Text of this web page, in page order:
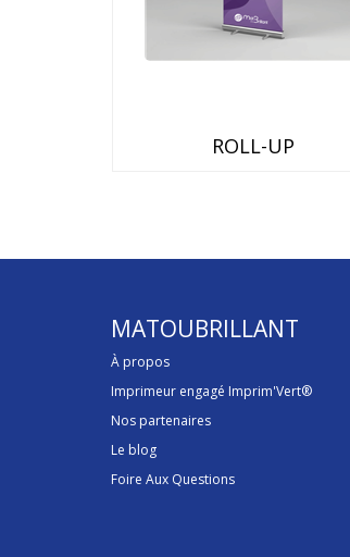
ROLL-UP
MATOUBRILLANT
À propos
Imprimeur engagé Imprim'Vert®
Nos partenaires
Le blog
Foire Aux Questions